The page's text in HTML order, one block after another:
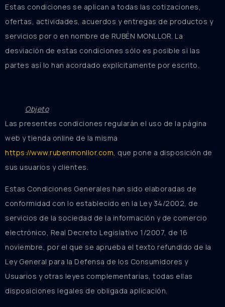
Estas condiciones se aplican a todas las cotizaciones,
ofertas, actividades, acuerdos y entregas de productos y
servicios por o en nombre de RUBÉN MONLLOR. La
desviación de estas condiciones sólo es posible si las
partes así lo han acordado explícitamente por escrito.
Objeto
Las presentes condiciones regularán el uso de la página
web y tienda online de la misma
https://www.rubenmonllor.com , que pone a disposición de
sus usuarios y clientes.
Estas Condiciones Generales han sido elaboradas de
conformidad con lo establecido en la Ley 34/2002, de
servicios de la sociedad de la información y de comercio
electrónico, Real Decreto Legislativo 1/2007, de 16
noviembre, por el que se aprueba el texto refundido de la
Ley General para la Defensa de los Consumidores y
Usuarios y otras leyes complementarias, todas ellas
disposiciones legales de obligada aplicación.